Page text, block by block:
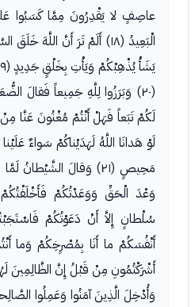
عاصِفٍ لا يَقْدِرُونَ مِمَّا كَسَبُوا
الْبَعِيدُ (١٨) أَلَمْ تَرَ أَنَّ
(٢٠) وَبَرَزُوا لِلَّهِ جَمِيعاً فَقالَ
لَكُمْ تَبَعاً فَهَلْ أَنْتُمْ مُغْنُونَ عَنَّا
لَوْ هَدانَا اللَّهُ لَهَدَيْناكُمْ سَواءٌ
مَحِيصٍ (٢١) وَقالَ
وَعْدَ الْحَقِّ وَوَعَدْتُكُمْ
سُلْطانٍ إِلاَّ أَنْ دَعَوْتُكُمْ
أَنْفُسَكُمْ ما أَنَا بِمُصْرِخِكُمْ وَما
أَشْرَكْتُمُونِ مِنْ قَبْلُ إِنَّ الظَّالِمِينَ
وَأُدْخِلَ الَّذِينَ آمَنُوا وَعَمِلُوا